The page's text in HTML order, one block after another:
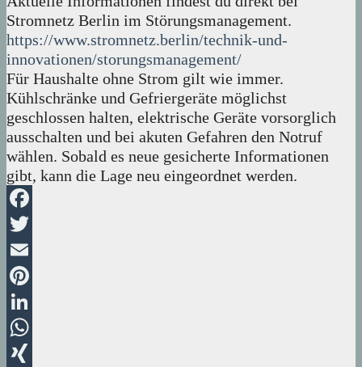
Stromnetz Berlin im Störungsmanagement.
https://www.stromnetz.berlin/technik-und-
innovationen/storungsmanagement/
Für Haushalte ohne Strom gilt wie immer.
Kühlschränke und Gefriergeräte möglichst
geschlossen halten, elektrische Geräte vorsorglich
ausschalten und bei akuten Gefahren den Notruf
wählen. Sobald es neue gesicherte Informationen
gibt, kann die Lage neu eingeordnet werden.
Facebook
Twitter
Email
Pinterest
LinkedIn
WhatsApp